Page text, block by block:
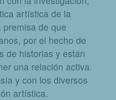
artística de la
de que
por el hecho de
de historias y están
una relación activa
y con los diversos
artística.